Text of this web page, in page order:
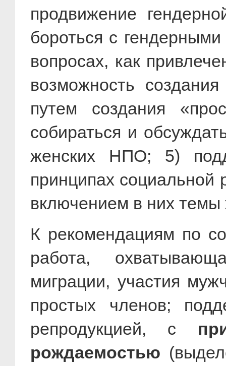
продвижение
бороться с
вопросах, как
возможность
путем создания
собираться и
женских НПО; 5)
принципах социальной
включением в них темы
К рекомендациям по
работа,
миграции, участия
простых членов;
репродукцией, с
рождаемостью